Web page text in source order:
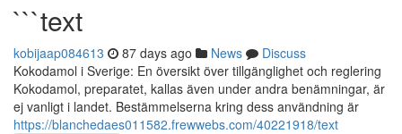
```text
kobijaap084613 87 days ago News
Discuss
Kokodamol i Sverige: En översikt över tillgänglighet och reglering
Kokodamol, preparatet, kallas även under andra benämningar, är
ej vanligt i landet. Bestämmelserna kring dess användning är
https://blanchedaes011582.frewwebs.com/40221918/text